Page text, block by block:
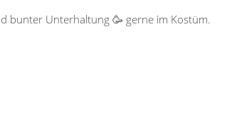
bunter Unterhaltung 🥳 gerne im Kostüm.